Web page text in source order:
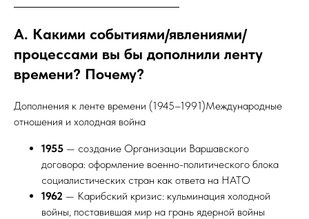
А. Какими событиями/явлениями/
процессами вы бы дополнили ленту
времени? Почему?
Дополнения к ленте времени (1945–1991)Международные
отношения и холодная война
1955 — создание Организации Варшавского
договора: оформление военно-политического блока
социалистических стран как ответа на НАТО
1962 — Карибский кризис: кульминация холодной
войны, поставившая мир на грань ядерной войны